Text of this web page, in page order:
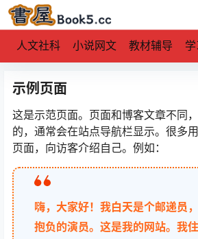
人文社科 小说网文 教材辅导
示例页面
这是示范页面。页面和博客文章不同
的，通常会在站点导航栏显示。很多
页面，向访客介绍自己。例如：
嗨，大家好！我白天是个邮递员
抱负的演员。这是我的网站。我